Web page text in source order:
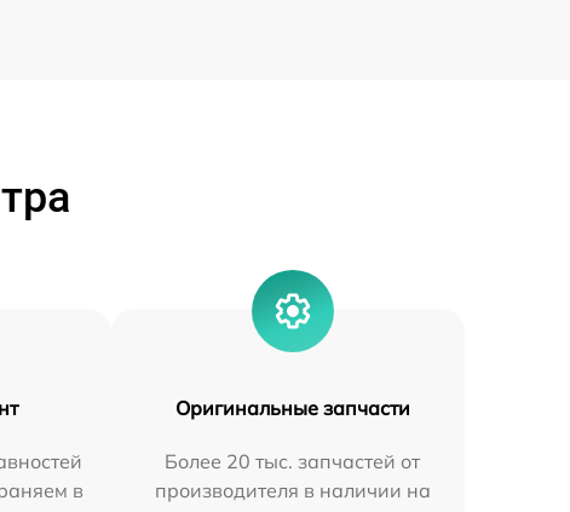
в
Оригинальные запчасти
Более 20 тыс. запчастей от
производителя в наличии на